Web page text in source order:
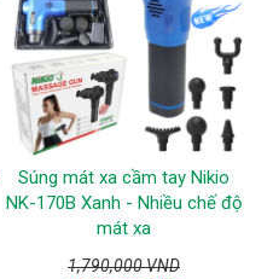
Súng mát xa cầm tay Nikio
NK-170B Xanh - Nhiều chế độ
mát xa
1,790,000 VND